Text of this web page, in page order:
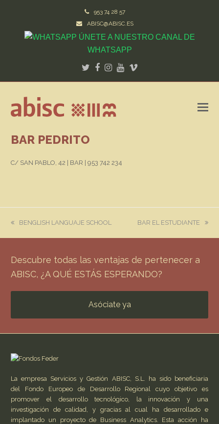
953 74 28 57
ABISC@ABISC.ES
ÚNETE A NUESTRO CANAL DE
WHATSAPP
Twitter
Facebook
Instagram
Youtube
Vimeo
BAR PEDRITO
C/ SAN PABLO, 42 | BAR | 953 742 234
previous
BENGLISH LANGUAJE SCHOOL
next
BAR EL ESTUDIANTE
Descubre todas las ventajas de pertenecer a
ABISC, ¿A QUÉ ESTÁS ESPERANDO?
Asóciate ya
La empresa Servicios y Gestión ABISC, S.L. ha sido beneficiaria
del Fondo Europeo de Desarrollo Regional cuyo objetivo es
promover el desarrollo tecnológico, la innovación y una
investigación de calidad, y gracias al cual ha desarrollado e
implantado un proyecto de Business Analytics. Esta acción ha